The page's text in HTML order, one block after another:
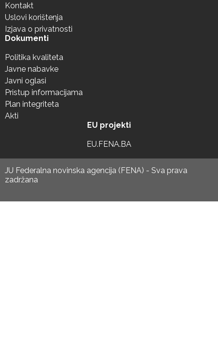
Kontakt
Uslovi korištenja
Izjava o privatnosti
Dokumenti
Politika kvaliteta
Javne nabavke
Javni oglasi
Pristup informacijama
Plan integriteta
Akti
EU projekti
EU.FENA.BA
JU Federalna novinska agencija (FENA) - Sva prava
zadržana